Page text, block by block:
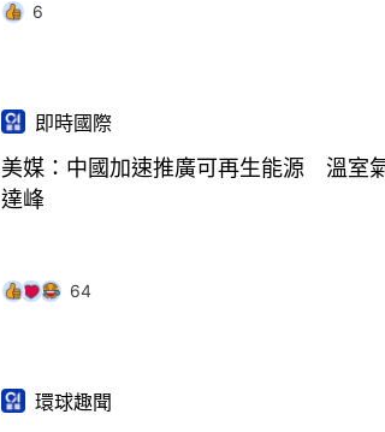
6
即時國際
美媒：中國加速推廣可再生能源 溫室
達峰
64
環球趣聞